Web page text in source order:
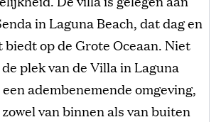
in Laguna Beach, dat dag en
op de Grote Oceaan. Niet
plek van de Villa in Laguna
adembenemende omgeving,
van binnen als van buiten